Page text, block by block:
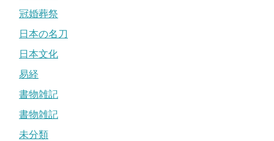
冠婚葬祭
日本の名刀
日本文化
易経
書物雑記
書物雑記
未分類